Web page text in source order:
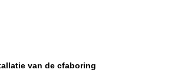
van de cfaboring